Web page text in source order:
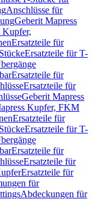
Anschlüsse für
Geberit Mapress
Kupfer,
Ersatzteile für
Ersatzteile für T-
Ersatzteile für
Ersatzteile für
Geberit Mapress
Kupfer, FKM
Ersatzteile für
Ersatzteile für T-
Ersatzteile für
Ersatzteile für
Ersatzteile für
für
Abdeckungen für